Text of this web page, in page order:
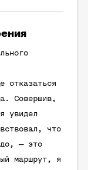
отказаться
Совершив,
увидел
что
— это
маршрут, я